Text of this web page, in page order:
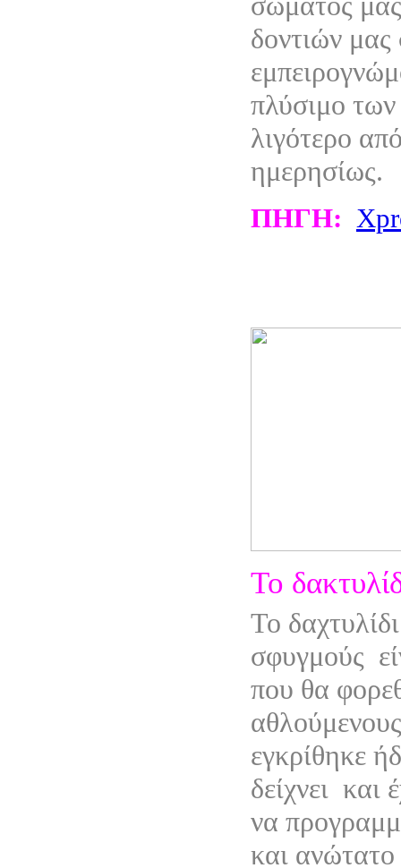
δοντιών
πλύσιμο των
λιγότερο
ημερησίως.
ΠΗΓΗ:
Το
Το
σφυγμούς
που θα
εγκρίθηκε
δείχνει και
να
και ανώτατο